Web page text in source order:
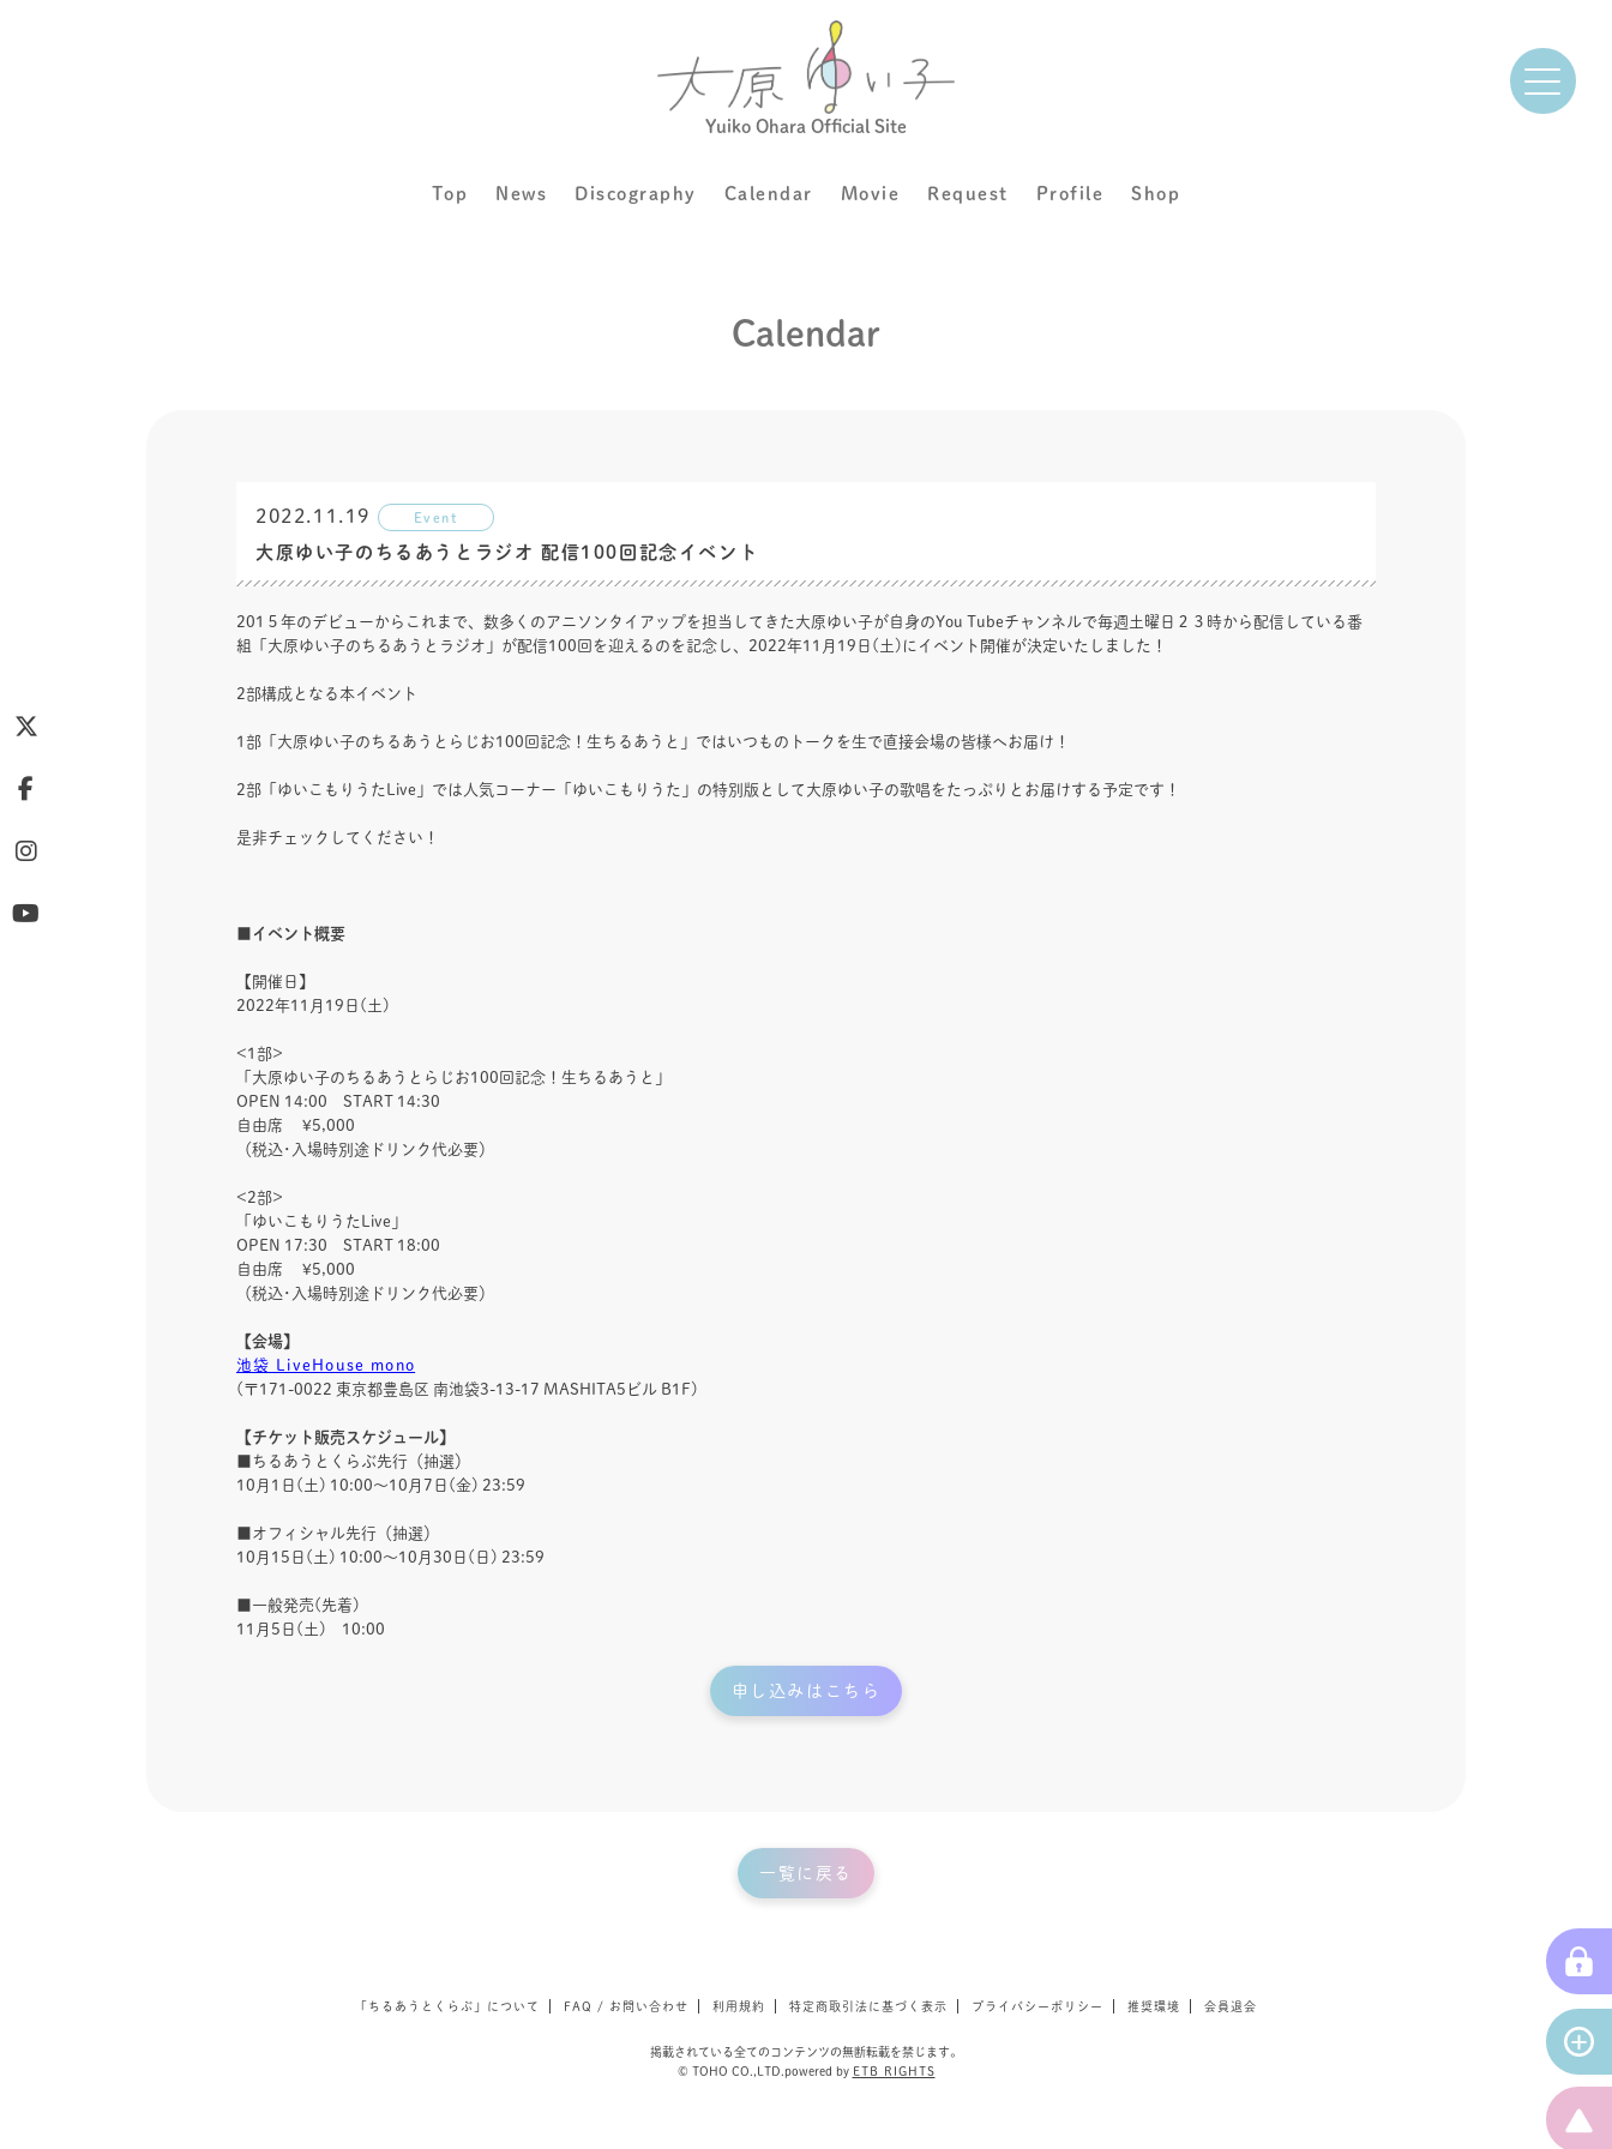
Yuiko Ohara Official Site
Top News Discography Calendar Movie Request Profile Shop
Calendar
2022.11.19 Event
大原ゆい子のちるあうとラジオ 配信100回記念イベント
201５年のデビューからこれまで、数多くのアニソンタイアップを担当してきた大原ゆい子が自身のYou Tubeチャンネルで毎週土曜日２３時から配信している番
組「大原ゆい子のちるあうとラジオ」が配信100回を迎えるのを記念し、2022年11月19日(土)にイベント開催が決定いたしました！
2部構成となる本イベント
1部「大原ゆい子のちるあうとらじお100回記念！生ちるあうと」ではいつものトークを生で直接会場の皆様へお届け！
2部「ゆいこもりうたLive」では人気コーナー「ゆいこもりうた」の特別版として大原ゆい子の歌唱をたっぷりとお届けする予定です！
是非チェックしてください！
■イベント概要
【開催日】
2022年11月19日(土)
<1部>
「大原ゆい子のちるあうとらじお100回記念！生ちるあうと」
OPEN 14:00 START 14:30
自由席 ¥5,000
（税込･入場時別途ドリンク代必要）
<2部>
「ゆいこもりうたLive」
OPEN 17:30 START 18:00
自由席 ¥5,000
（税込･入場時別途ドリンク代必要）
【会場】
池袋 LiveHouse mono
(〒171-0022 東京都豊島区 南池袋3-13-17 MASHITA5ビル B1F)
【チケット販売スケジュール】
■ちるあうとくらぶ先行（抽選）
10月1日(土) 10:00〜10月7日(金) 23:59
■オフィシャル先行（抽選）
10月15日(土) 10:00〜10月30日(日) 23:59
■一般発売(先着)
11月5日(土) 10:00
申し込みはこちら
一覧に戻る
「ちるあうとくらぶ」について FAQ / お問い合わせ 利用規約 特定商取引法に基づく表示 プライバシーポリシー 推奨環境 会員退会
掲載されている全てのコンテンツの無断転載を禁じます。
© TOHO CO.,LTD.powered by ETB RIGHTS